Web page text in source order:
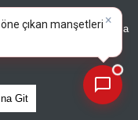
ve GDPR kapsamında
Git
yüksek katma
uygulamaya
×
çıkan manşetleri
neler?